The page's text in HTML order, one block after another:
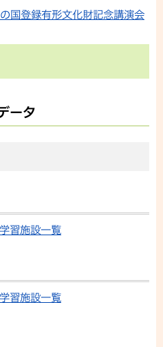
国登録有形文化財記念講演会
ータ
習施設一覧
習施設一覧